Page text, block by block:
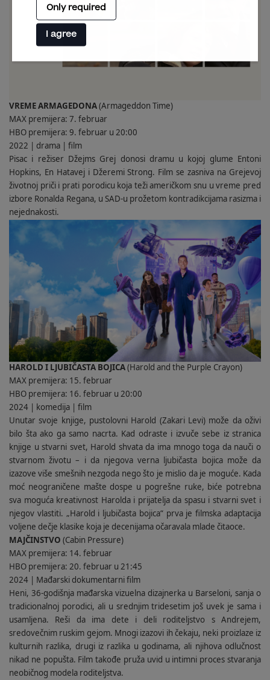
Only required
I agree
VREME ARMAGEDONA(Armageddon Time)
MAX premijera: 7. februar
HBO premijera: 9. februar u 20:00
2022 | drama | film
Pisac i režiser Džejms Grej donosi dramu u kojoj glume Entoni
Hopkins, En Hatavej i Džeremi Strong. Film se zasniva na Grejevoj
životnoj priči i prati porodicu koja teži američkom snu u vreme pred
izbore Ronalda Regana, u SAD-u prožetom kontradikcijama rasizma i
nejednakosti.
HAROLD I LJUBIČASTA BOJICA(Harold and the Purple Crayon)
MAX premijera: 15. februar
HBO premijera: 16. februar u 20:00
2024 | komedija | film
Unutar svoje knjige, pustolovni Harold (Zakari Levi) može da oživi
bilo šta ako ga samo nacrta. Kad odraste i izvuče sebe iz stranica
knjige u stvarni svet, Harold shvata da ima mnogo toga da nauči o
stvarnom životu – i da njegova verna ljubičasta bojica može da
izazove više smešnih nezgoda nego što je mislio da je moguće. Kada
moć neograničene mašte dospe u pogrešne ruke, biće potrebna
sva moguća kreativnost Harolda i prijatelja da spasu i stvarni svet i
njegov vlastiti. „Harold i ljubičasta bojica“ prva je filmska adaptacija
voljene dečje klasike koja je decenijama očaravala mlade čitaoce.
MAJČINSTVO (Cabin Pressure)
MAX premijera: 14. februar
HBO premijera: 20. februar u 21:45
2024 | Mađarski dokumentarni film
Heni, 36-godišnja mađarska vizuelna dizajnerka u Barseloni, sanja o
tradicionalnoj porodici, ali u srednjim tridesetim još uvek je sama i
usamljena. Reši da ima dete i deli roditeljstvo s Andrejem,
sredovečnim ruskim gejom. Mnogi izazovi ih čekaju, neki proizlaze iz
kulturnih razlika, drugi iz razlika u godinama, ali njihova odlučnost
nikad ne popušta. Film takođe pruža uvid u intimni proces stvaranja
neobičnog modela roditeljstva.